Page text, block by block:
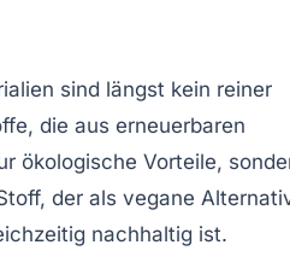
sind längst kein reiner
die aus erneuerbaren
ökologische Vorteile,
der als vegane
nachhaltig ist.